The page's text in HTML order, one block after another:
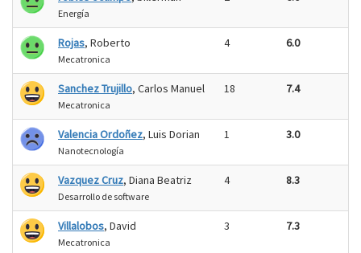
Energía
Rojas, Roberto
Mecatronica
4 6.0
Sanchez Trujillo, Carlos Manuel
Mecatronica
18 7.4
Valencia Ordoñez, Luis Dorian
Nanotecnología
1 3.0
Vazquez Cruz, Diana Beatriz
Desarrollo de software
4 8.3
Villalobos, David
Mecatronica
3 7.3